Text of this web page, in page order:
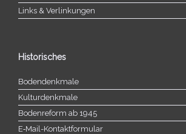
Links & Verlinkungen
Historisches
Bodendenkmale
Kulturdenkmale
Bodenreform ab 1945
E‑Mail-​​Kontaktformular